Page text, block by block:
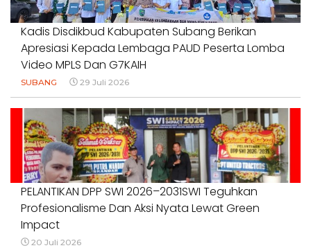
Kadis Disdikbud Kabupaten Subang Berikan
Apresiasi Kepada Lembaga PAUD Peserta Lomba
Video MPLS Dan G7KAIH
SUBANG 29 Juli 2026
PELANTIKAN DPP SWI 2026–2031SWI Teguhkan
Profesionalisme Dan Aksi Nyata Lewat Green
Impact
20 Juli 2026